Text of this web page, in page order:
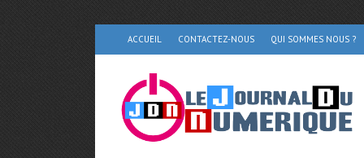
ACCUEIL CONTACTEZ-NOUS QUI SOMMES NOUS ?